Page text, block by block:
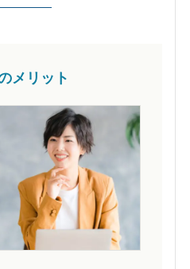
メリット